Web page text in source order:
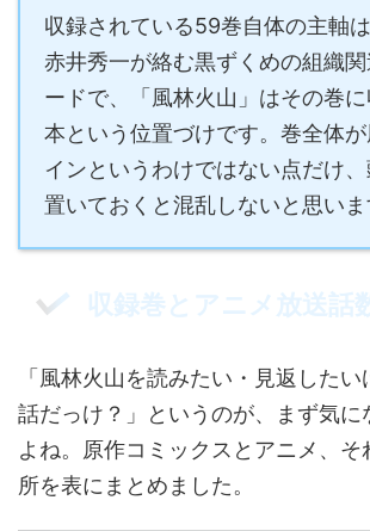
収録されている59巻自体の主軸
赤井秀一が絡む黒ずくめの組織
ードで、「風林火山」はその巻
本という位置づけです。巻全体
インというわけではない点だけ
置いておくと混乱しないと思いま
収録巻とアニメ放送話
「風林火山を読みたい・見返した
話だっけ？」というのが、まず気に
よね。原作コミックスとアニメ、そ
所を表にまとめました。